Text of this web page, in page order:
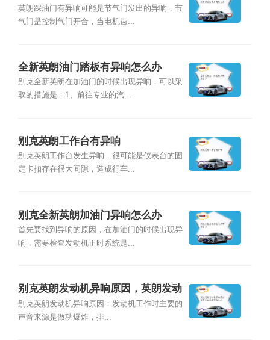
英朗踩油门有异响可能是节气门发出的异响，节
气门是控制气门开合，当电机齿...
全新英朗油门踏板有异响怎么办
别克全新英朗在加油门的时候出现异响，可以采
取的措施是：1、前往专业的汽...
别克英朗工作台有异响
别克英朗工作台发生异响，很可能是仪表台的固
定卡扣存在很大间隙，造成行车...
别克全新英朗加油门异响怎么办
首先要找到异响的原因，在加油门的时候出现异
响，需要检查发动机正时系统是...
别克英朗发动机异响原因，英朗发动
机异响怎么办
别克英朗发动机异响原因：发动机工作时主要的
声音来源是做功爆炸，排...